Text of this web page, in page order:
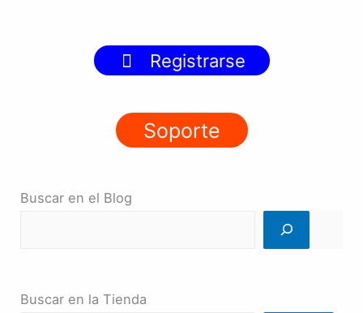
Registrarse
Soporte
Buscar en el Blog
Buscar en la Tienda